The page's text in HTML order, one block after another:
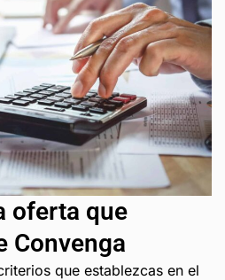
oferta que
Convenga
que establezcas en el